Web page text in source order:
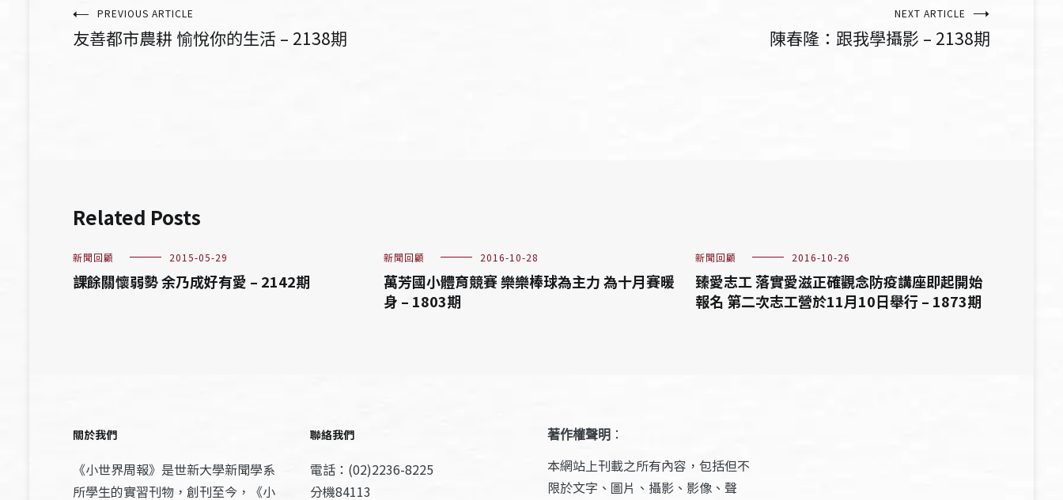
文PREVIOUS ARTICLE
友善都市農耕 愉悅你的生活 – 2138期
NEXT ARTICLE
陳春隆：跟我學攝影 – 2138期
Related Posts
新聞回顧 2015-05-29
課餘關懷弱勢 余乃成好有愛 – 2142期
新聞回顧 2016-10-28
萬芳國小體育競賽 樂樂棒球為主力 為十月賽暖
身 – 1803期
新聞回顧 2016-10-26
臻愛志工 落實愛滋正確觀念防疫講座即起開始
報名 第二次志工營於11月10日舉行 – 1873期
關於我們
《小世界周報》是世新大學新聞學系
所學生的實習刊物，創刊至今，《小
聯絡我們
電話：(02)2236-8225
分機84113
著作權聲明 ：
本網站上刊載之所有內容，包括但不
限於文字、圖片、攝影、影像、聲